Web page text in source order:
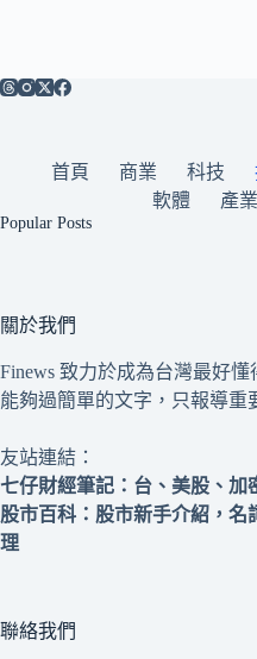
首頁 商業 科技
軟體
產業
Popular Posts
關於我們
Finews 致力於成為台灣最好
能夠過簡單的文字，只報導重
友站連結：
七仔財經筆記 ：台、美股、加
股市百科 ：股市新手介紹，
理
聯絡我們